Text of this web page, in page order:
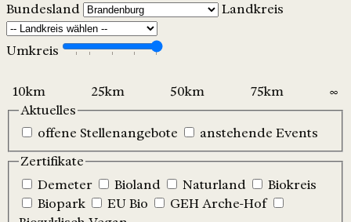
Bundesland
Landkreis
Umkreis
Aktuelles
offene Stellenangebote
anstehende Events
Zertifikate
Demeter
Bioland Naturland
Biokreis
Biopark
EU Bio
GEH Arche-Hof